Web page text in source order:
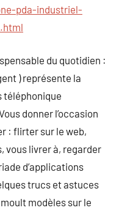
pda-industriel-
du quotidien :
) représente la
téléphonique
donner l’occasion
: flirter sur le web,
vous livrer à, regarder
d’applications
trucs et astuces
modèles sur le